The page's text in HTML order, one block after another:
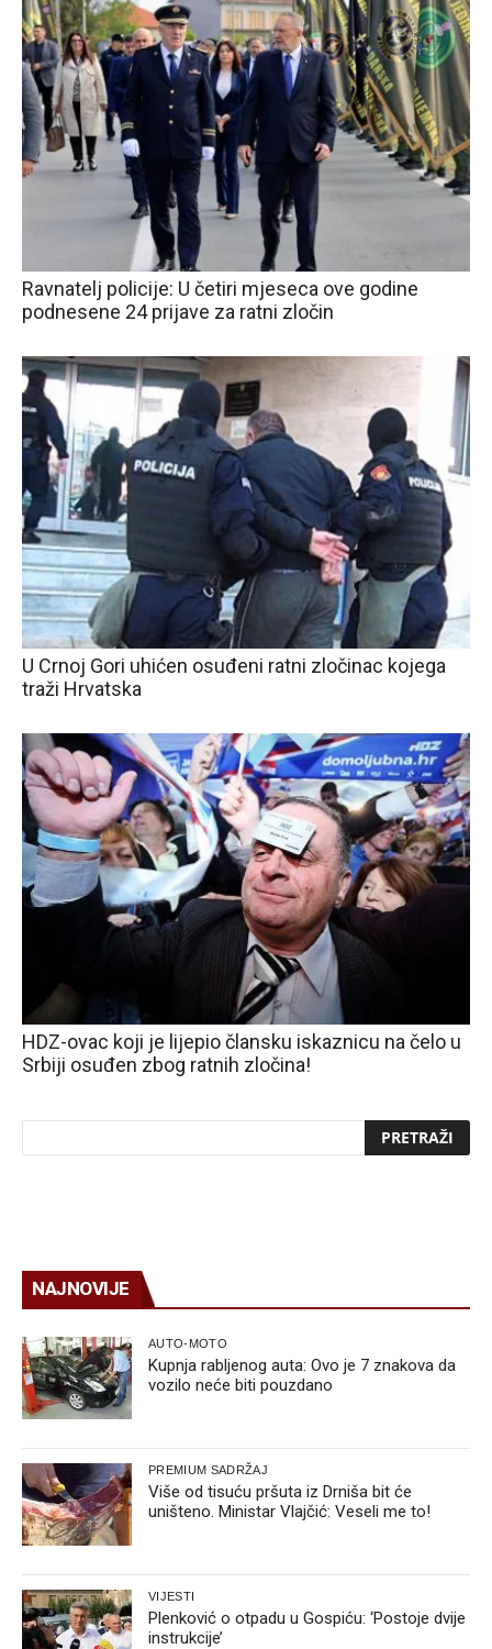
Ravnatelj policije: U četiri mjeseca ove godine
podnesene 24 prijave za ratni zločin
U Crnoj Gori uhićen osuđeni ratni zločinac kojega
traži Hrvatska
HDZ-ovac koji je lijepio člansku iskaznicu na čelo u
Srbiji osuđen zbog ratnih zločina!
NAJNOVIJE
AUTO-MOTO
Kupnja rabljenog auta: Ovo je 7 znakova da
vozilo neće biti pouzdano
PREMIUM SADRŽAJ
Više od tisuću pršuta iz Drniša bit će
uništeno. Ministar Vlajčić: Veseli me to!
VIJESTI
Plenković o otpadu u Gospiću: ‘Postoje dvije
instrukcije’